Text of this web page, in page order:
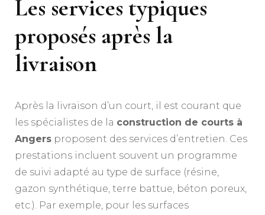
Les services typiques
proposés après la
livraison
Après la livraison d’un court, il est courant que
les spécialistes de la construction de courts à
Angers proposent des services d’entretien. Ces
prestations incluent souvent un programme
de suivi adapté au type de surface (résine,
gazon synthétique, terre battue, béton poreux,
etc.). Par exemple, pour les surfaces